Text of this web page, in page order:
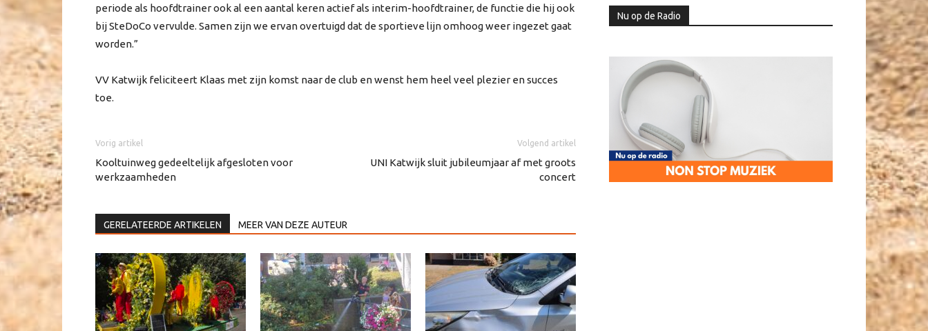
periode als hoofdtrainer ook al een aantal keren actief als interim-hoofdtrainer, de functie die hij ook
bij SteDoCo vervulde. Samen zijn we ervan overtuigd dat de sportieve lijn omhoog weer ingezet gaat
worden.”
VV Katwijk feliciteert Klaas met zijn komst naar de club en wenst hem heel veel plezier en succes
toe.
Vorig artikel
Kooltuinweg gedeeltelijk afgesloten voor
werkzaamheden
Volgend artikel
UNI Katwijk sluit jubileumjaar af met groots
concert
GERELATEERDE ARTIKELEN MEER VAN DEZE AUTEUR
Nu op de Radio